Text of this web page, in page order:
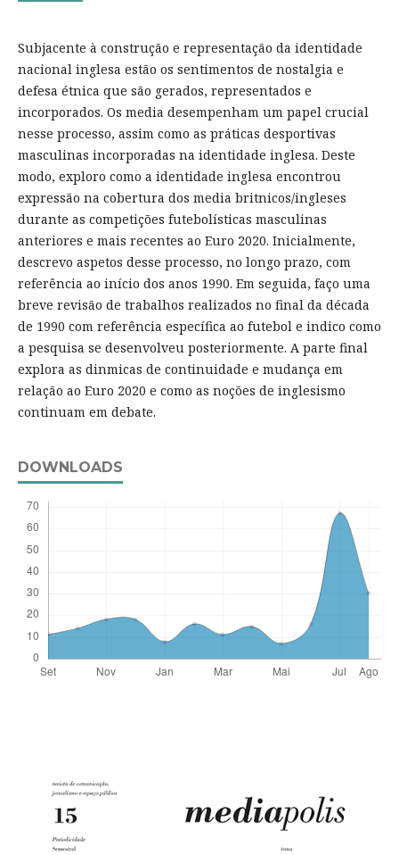
Subjacente à construção e representação da identidade
nacional inglesa estão os sentimentos de nostalgia e
defesa étnica que são gerados, representados e
incorporados. Os media desempenham um papel crucial
nesse processo, assim como as práticas desportivas
masculinas incorporadas na identidade inglesa. Deste
modo, exploro como a identidade inglesa encontrou
expressão na cobertura dos media britnicos/ingleses
durante as competições futebolísticas masculinas
anteriores e mais recentes ao Euro 2020. Inicialmente,
descrevo aspetos desse processo, no longo prazo, com
referência ao início dos anos 1990. Em seguida, faço uma
breve revisão de trabalhos realizados no final da década
de 1990 com referência específica ao futebol e indico como
a pesquisa se desenvolveu posteriormente. A parte final
explora as dinmicas de continuidade e mudança em
relação ao Euro 2020 e como as noções de inglesismo
continuam em debate.
DOWNLOADS